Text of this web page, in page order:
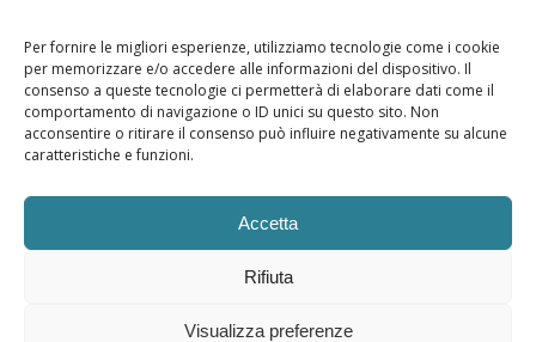
Per fornire le migliori esperienze, utilizziamo tecnologie come i cookie
per memorizzare e/o accedere alle informazioni del dispositivo. Il
consenso a queste tecnologie ci permetterà di elaborare dati come il
comportamento di navigazione o ID unici su questo sito. Non
acconsentire o ritirare il consenso può influire negativamente su alcune
caratteristiche e funzioni.
Accetta
Rifiuta
Visualizza preferenze
SCOPRI ANCHE:
> ilmiodiabete.com
> casadiabete.it
> digitaldiabetes.srl
> obesitalia.com
© 2026 Copyright - Diabete.com